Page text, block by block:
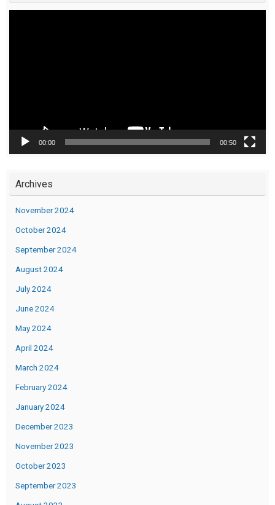
00:00 00:50
Archives
November 2024
October 2024
September 2024
August 2024
July 2024
June 2024
May 2024
April 2024
March 2024
February 2024
January 2024
December 2023
November 2023
October 2023
September 2023